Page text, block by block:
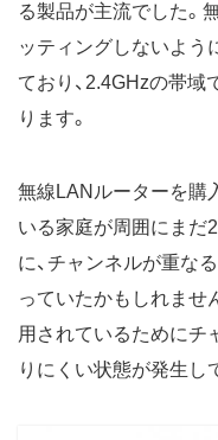
る製品が主流でした。
ッティングしないよう
ており、2.4GHzの帯
ります。
無線LANルーターを購
いる家庭が周囲にまだ
に、チャンネルが重な
っていたかもしれませ
用されているためにチ
りにくい状態が発生し